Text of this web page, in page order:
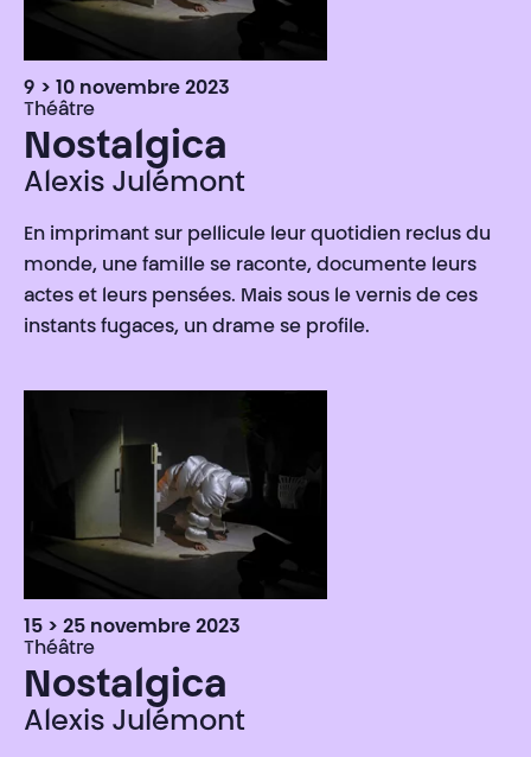
9 > 10 novembre 2023
Théâtre
Nostalgica
Alexis Julémont
En imprimant sur pellicule leur quotidien reclus du
monde, une famille se raconte, documente leurs
actes et leurs pensées. Mais sous le vernis de ces
instants fugaces, un drame se profile.
15 > 25 novembre 2023
Théâtre
Nostalgica
Alexis Julémont